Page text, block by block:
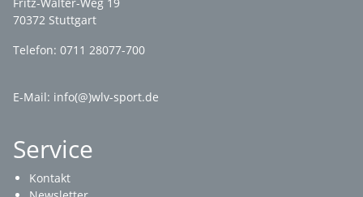
Fritz-Walter-Weg 19
70372 Stuttgart
Telefon: 0711 28077-700
E-Mail: info(@)wlv-sport.de
Service
Kontakt